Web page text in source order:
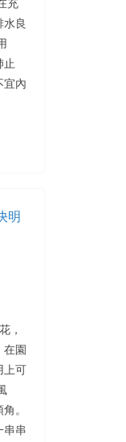
良
止
宜內
，
在園
上可
。
串串